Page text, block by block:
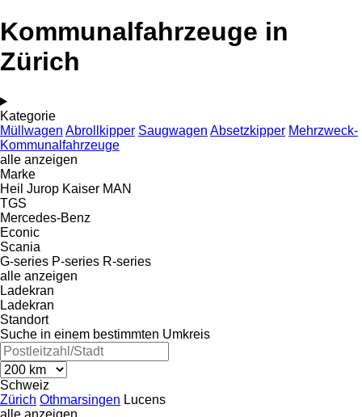
Kommunalfahrzeuge in
Zürich
Kategorie
Müllwagen Abrollkipper Saugwagen Absetzkipper Mehrzweck-
Kommunalfahrzeuge
alle anzeigen
Marke
Heil Jurop Kaiser MAN
TGS
Mercedes-Benz
Econic
Scania
G-series P-series R-series
alle anzeigen
Ladekran
Ladekran
Standort
Suche in einem bestimmten Umkreis
Schweiz
Zürich Othmarsingen Lucens
alle anzeigen